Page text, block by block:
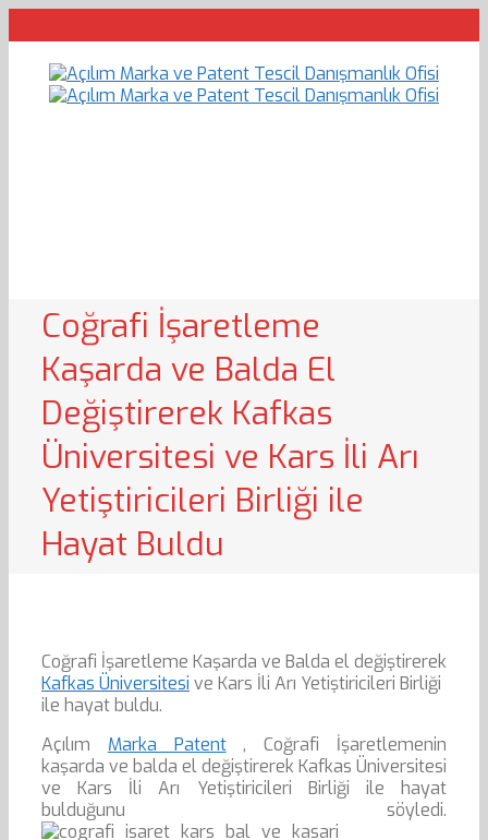
Coğrafi İşaretleme
Kaşarda ve Balda El
Değiştirerek Kafkas
Üniversitesi ve Kars İli Arı
Yetiştiricileri Birliği ile
Hayat Buldu
Coğrafi İşaretleme Kaşarda ve Balda el değiştirerek
Kafkas Üniversitesi ve Kars İli Arı Yetiştiricileri Birliği
ile hayat buldu.
Açılım Marka Patent, Coğrafi İşaretlemenin
kaşarda ve balda el değiştirerek Kafkas Üniversitesi
ve Kars İli Arı Yetiştiricileri Birliği ile hayat
bulduğunu söyledi.